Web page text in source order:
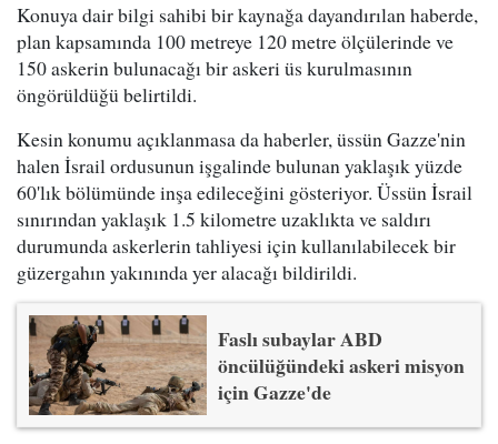
Konuya dair bilgi sahibi bir kaynağa dayandırılan haberde,
plan kapsamında 100 metreye 120 metre ölçülerinde ve
150 askerin bulunacağı bir askeri üs kurulmasının
öngörüldüğü belirtildi.
Kesin konumu açıklanmasa da haberler, üssün Gazze'nin
halen İsrail ordusunun işgalinde bulunan yaklaşık yüzde
60'lık bölümünde inşa edileceğini gösteriyor. Üssün İsrail
sınırından yaklaşık 1.5 kilometre uzaklıkta ve saldırı
durumunda askerlerin tahliyesi için kullanılabilecek bir
güzergahın yakınında yer alacağı bildirildi.
Faslı subaylar ABD
öncülüğündeki askeri misyon
için Gazze'de